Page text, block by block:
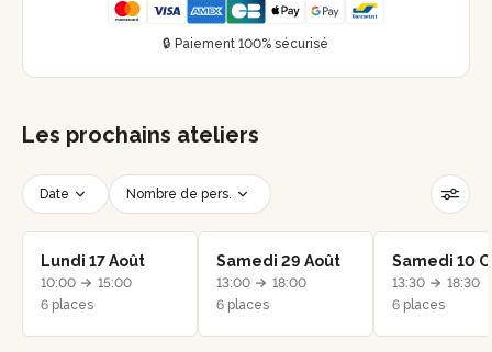
🔒 Paiement 100% sécurisé
Les prochains ateliers
Date Nombre de pers.
Créneau horaire Réinitialiser les filtres
Lundi 17 Août
10:00
15:00
6 places
Samedi 29 Août
13:00
18:00
6 places
Samedi 10
13:30
18:30
6 places